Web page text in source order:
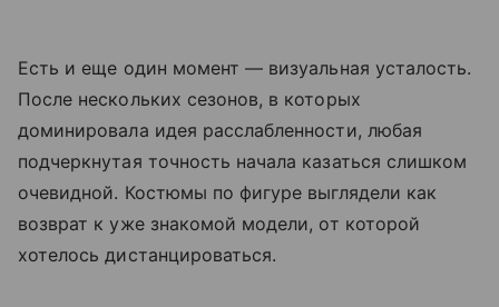
Есть и еще один момент — визуальная усталость.
После нескольких сезонов, в которых
доминировала идея расслабленности, любая
подчеркнутая точность начала казаться слишком
очевидной. Костюмы по фигуре выглядели как
возврат к уже знакомой модели, от которой
хотелось дистанцироваться.